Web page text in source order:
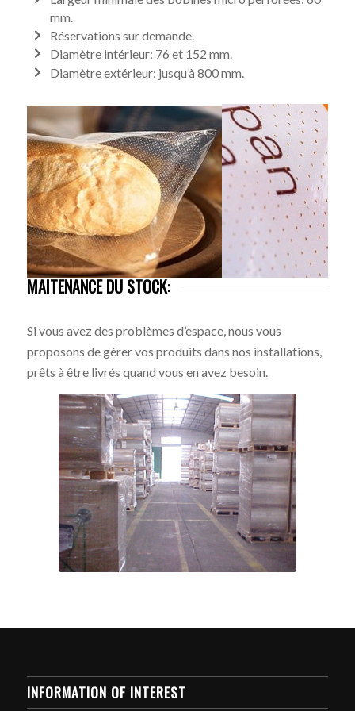
mm.
Réservations sur demande.
Diamètre intérieur: 76 et 152 mm.
Diamètre extérieur: jusqu’à 800 mm.
MAITENANCE DU STOCK:
Si vous avez des problèmes d’espace, nous vous
proposons de gérer vos produits dans nos installations,
prêts à être livrés quand vous en avez besoin.
INFORMATION OF INTEREST